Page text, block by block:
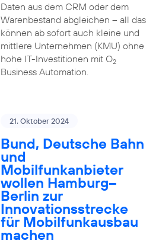
Daten aus dem CRM oder dem
Warenbestand abgleichen – all das
können ab sofort auch kleine und
mittlere Unternehmen (KMU) ohne
hohe IT-Investitionen mit O2
Business Automation.
21. Oktober 2024
Bund, Deutsche Bahn
und
Mobilfunkanbieter
wollen Hamburg–
Berlin zur
Innovationsstrecke
für Mobilfunkausbau
machen